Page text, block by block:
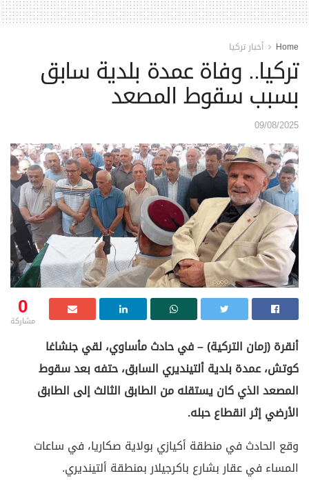
Home أخبار تركيا
تركيا.. وفاة عمدة بلدية سابق
بسبب سقوط المصعد
09/08/2025
0
مشاركة
أنقرة (زمان التركية) – في حادث مأساوي، لقي جنشاغا
كوتش، عمدة بلدية ألتينديري السابق، حتفه بعد سقوط
المصعد الذي كان يستقله من الطابق الثالث إلى الطابق
الأرضي إثر انقطاع حبله.
وقع الحادث في منطقة أكيازي بولاية صكاريا، في ساعات
المساء في عقار بشارع باكرجيلار بمنطقة ألتينديري.